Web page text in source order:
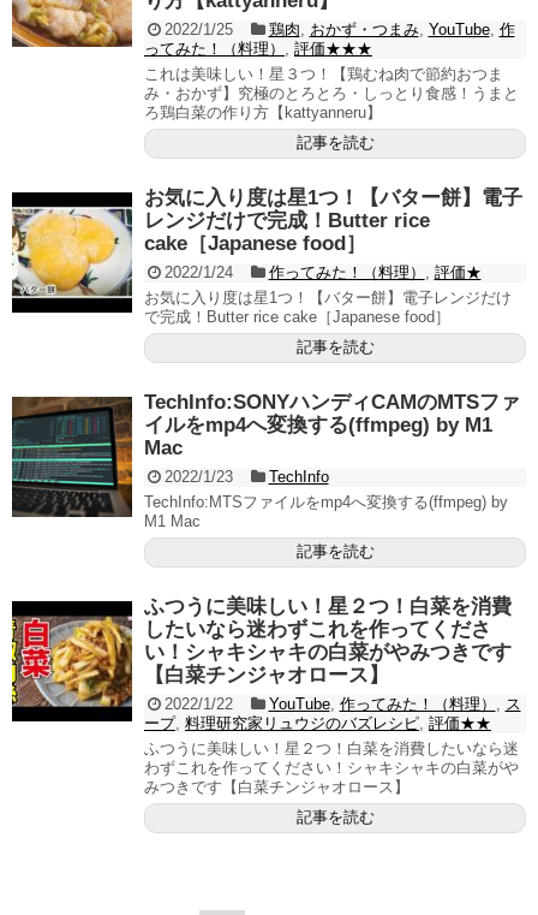
2022/1/25 鶏肉 おかず・つまみ, YouTube, 作
ってみた！（料理）
評価★★★
これは美味しい！星３つ！【鶏むね肉で節約おつま
み・おかず】究極のとろとろ・しっとり食感！うまと
ろ鶏白菜の作り方【kattyanneru】
記事を読む
お気に入り度は星1つ！【バター餅】電子
レンジだけで完成！Butter rice
cake［Japanese food］
2022/1/24 作ってみた！（料理）
評価★
お気に入り度は星1つ！【バター餅】電子レンジだけ
で完成！Butter rice cake［Japanese food］
記事を読む
TechInfo:SONYハンディCAMのMTSファ
イルをmp4へ変換する(ffmpeg) by M1
Mac
2022/1/23
TechInfo
TechInfo:MTSファイルをmp4へ変換する(ffmpeg) by
M1 Mac
記事を読む
ふつうに美味しい！星２つ！白菜を消費
したいなら迷わずこれを作ってくださ
い！シャキシャキの白菜がやみつきです
【白菜チンジャオロース】
2022/1/22 YouTube, 作ってみた！（料理）
ス
ープ, 料理研究家リュウジのバズレシピ 評価★★
ふつうに美味しい！星２つ！白菜を消費したいなら迷
わずこれを作ってください！シャキシャキの白菜がや
みつきです【白菜チンジャオロース】
記事を読む